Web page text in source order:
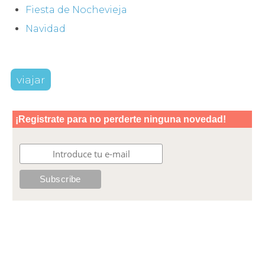
Fiesta de Nochevieja
Navidad
viajar